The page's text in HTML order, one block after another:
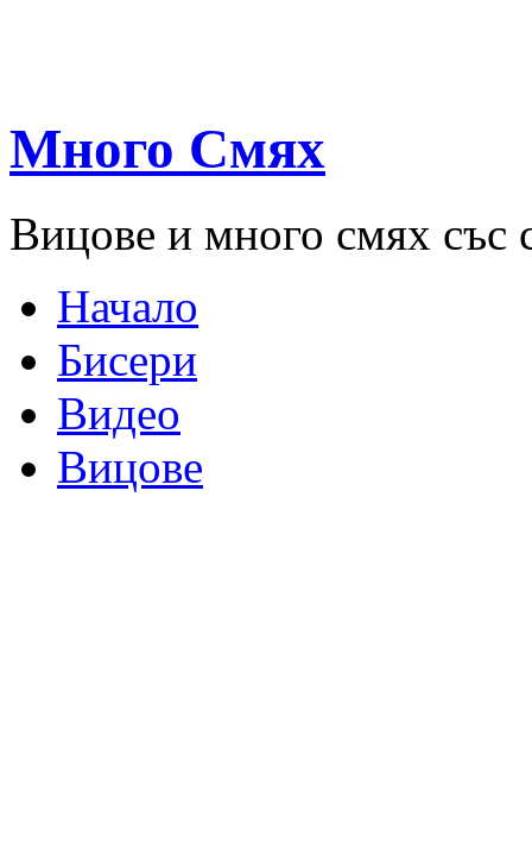
Много Смях
Вицове и много смях със
Начало
Бисери
Видео
Вицове